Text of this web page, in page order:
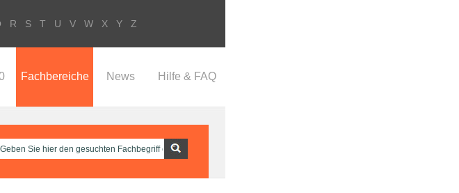
R S T U V W X Y Z
Fachbereiche News Hilfe & FAQ